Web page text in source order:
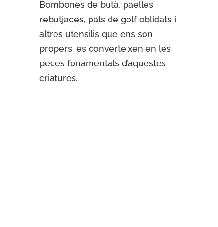
Bombones de butà, paelles
rebutjades, pals de golf oblidats i
altres utensilis que ens són
propers, es converteixen en les
peces fonamentals d’aquestes
criatures.